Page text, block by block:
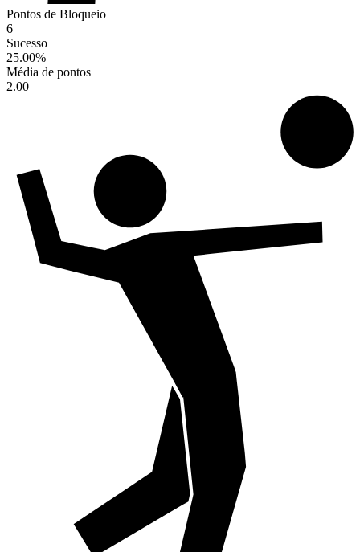
Pontos de Bloqueio
6
Sucesso
25.00%
Média de pontos
2.00